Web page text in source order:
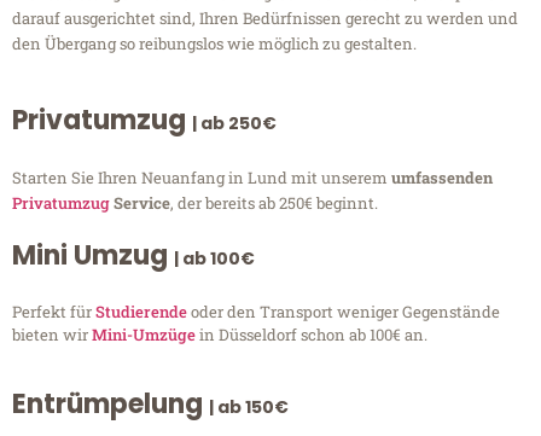
darauf ausgerichtet sind, Ihren Bedürfnissen gerecht zu werden und
den Übergang so reibungslos wie möglich zu gestalten.
Privatumzug | ab 250€
Starten Sie Ihren Neuanfang in Lund mit unserem umfassenden
PrivatumzugService, der bereits ab 250€ beginnt.
Mini Umzug | ab 100€
Perfekt fürStudierendeoder den Transport weniger Gegenstände
bieten wirMini-Umzügein Düsseldorf schon ab 100€ an.
Entrümpelung | ab 150€